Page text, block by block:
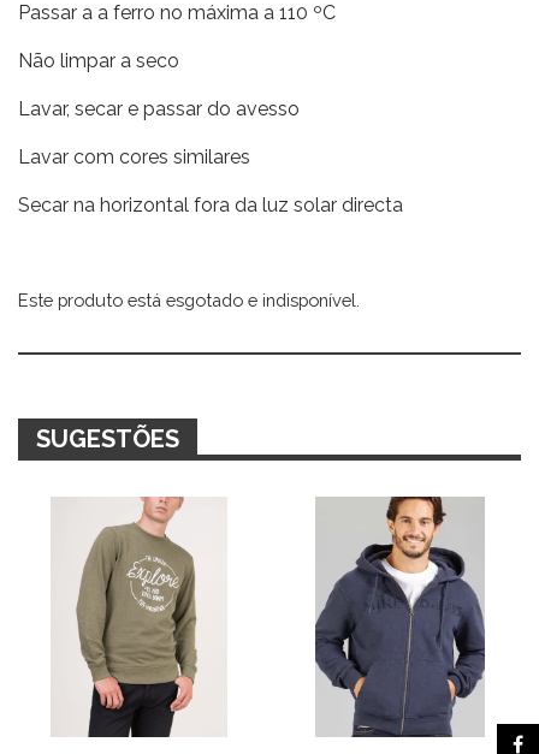
Passar a a ferro no máxima a 110 ºC
Não limpar a seco
Lavar, secar e passar do avesso
Lavar com cores similares
Secar na horizontal fora da luz solar directa
Este produto está esgotado e indisponível.
Alternative:
SUGESTÕES